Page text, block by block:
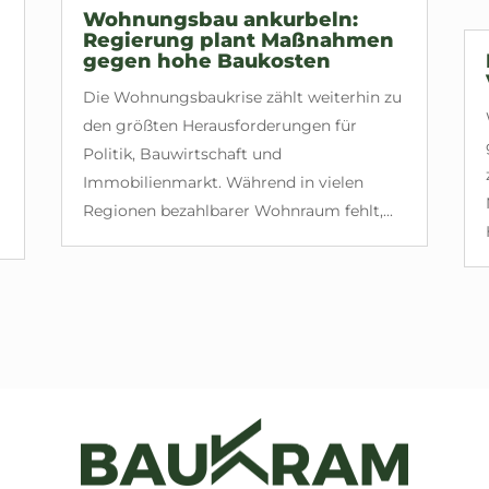
Wohnungsbau ankurbeln:
Regierung plant Maßnahmen
gegen hohe Baukosten
Die Wohnungsbaukrise zählt weiterhin zu
den größten Herausforderungen für
Politik, Bauwirtschaft und
Immobilienmarkt. Während in vielen
Regionen bezahlbarer Wohnraum fehlt,...